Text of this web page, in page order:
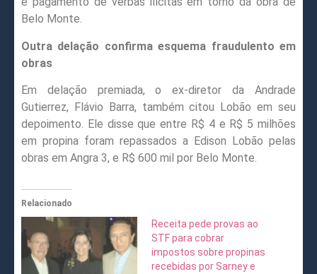
Belo Monte.
Outra delação confirma esquema fraudulento em
obras
Em delação premiada, o ex-diretor da Andrade
Gutierrez, Flávio Barra, também citou Lobão em seu
depoimento. Ele disse que entre R$ 4 e R$ 5 milhões
em propina foram repassados a Edison Lobão pelas
obras em Angra 3, e R$ 600 mil por Belo Monte.
Relacionado
Receita pede provas ao
STF para cobrar
impostos sobre propinas
recebidas por Sarney e